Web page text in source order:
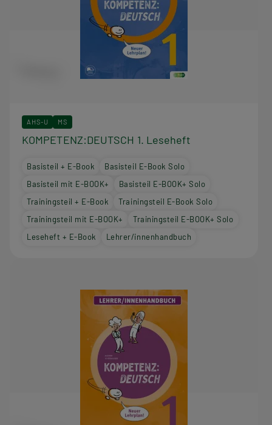
AHS-U MS
KOMPETENZ:DEUTSCH 1. Leseheft
Basisteil + E-Book
Basisteil E-Book Solo
Basisteil mit E-BOOK+
Basisteil E-BOOK+ Solo
Trainingsteil + E-Book
Trainingsteil E-Book Solo
Trainingsteil mit E-BOOK+
Trainingsteil E-BOOK+ Solo
Leseheft + E-Book
Lehrer/innenhandbuch